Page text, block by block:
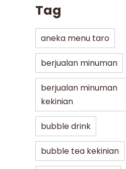
Tag
aneka menu taro
berjualan minuman
berjualan minuman
kekinian
bubble drink
bubble tea kekinian